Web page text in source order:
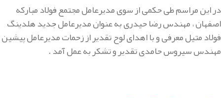
در این مراسم طی حکمی از سوی مدیرعامل مجتمع فولاد مبارکه
اصفهان ، مهندس رضا حیدری به عنوان مدیرعامل جدید هلدینگ
فولاد متیل معرفی و با اهدای لوح تقدیر از زحمات مدیرعامل پیشین
مهندس سیروس حامدی تقدیر و تشکر به عمل آمد .